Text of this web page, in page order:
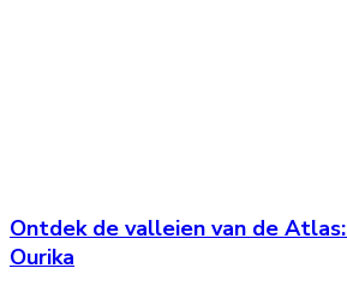
Ontdek de valleien van de
Ourika